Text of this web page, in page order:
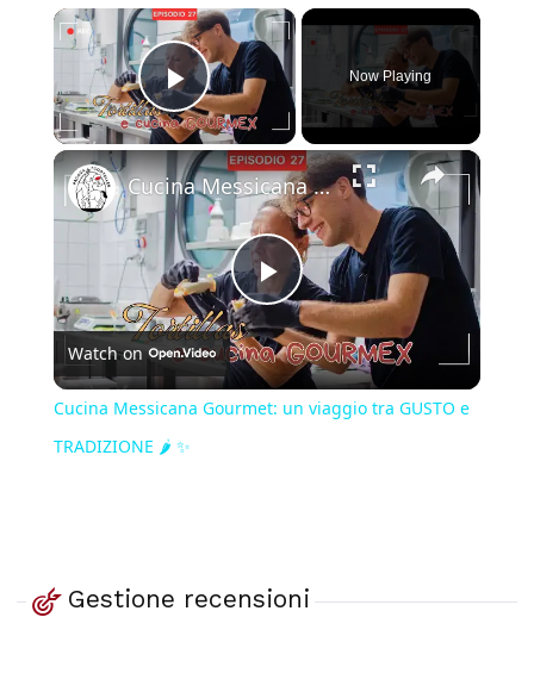
×
Play Video
Now Playing
×
Play
Video
Cucina Messicana Gourmet: un viaggio tra GUSTO e TRADIZIONE 🌶️ ✨
Watch on
Cucina Messicana Gourmet: un viaggio tra GUSTO e
TRADIZIONE 🌶️ ✨
Gestione recensioni